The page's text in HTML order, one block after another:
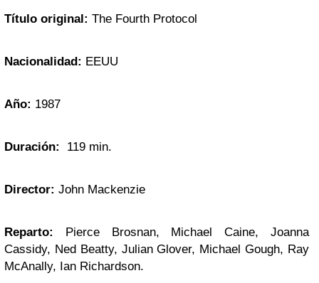
Título original: The Fourth Protocol
Nacionalidad: EEUU
Año: 1987
Duración: 119 min.
Director: John Mackenzie
Reparto: Pierce Brosnan, Michael Caine, Joanna
Cassidy, Ned Beatty, Julian Glover, Michael Gough, Ray
McAnally, Ian Richardson.